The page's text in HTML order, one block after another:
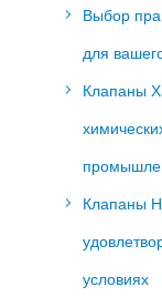
Выбор
для
Клапаны
Клапаны
условиях